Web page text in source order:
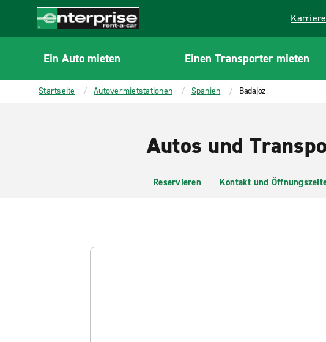
CONTENT
Enterprise
Karriere
Link
Ein Auto mieten Einen Transporter mieten
Startseite Autovermietstationen Spanien Badajoz
Autos und
Reservieren Kontakt und